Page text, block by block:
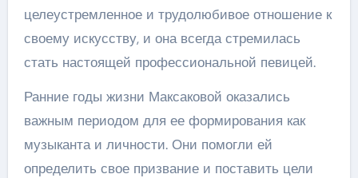
целеустремленное и трудолюбивое отношение к
своему искусству, и она всегда стремилась
стать настоящей профессиональной певицей.
Ранние годы жизни Максаковой оказались
важным периодом для ее формирования как
музыканта и личности. Они помогли ей
определить свое призвание и поставить цели